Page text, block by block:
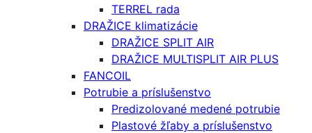
TERREL rada
DRAŽICE klimatizácie
DRAŽICE SPLIT AIR
DRAŽICE MULTISPLIT AIR PLUS
FANCOIL
Potrubie a príslušenstvo
Predizolované medené potrubie
Plastové žľaby a príslušenstvo